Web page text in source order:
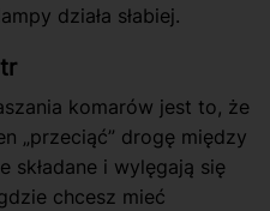
działa słabiej.
komarów jest to, że
„przeciąć” drogę między
składane i wylęgają się
chcesz mieć